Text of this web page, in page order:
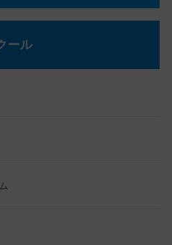
ール